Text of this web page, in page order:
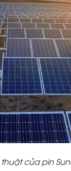
thuật của pin